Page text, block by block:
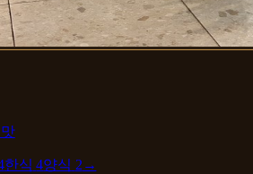
한식 4양식 2 →